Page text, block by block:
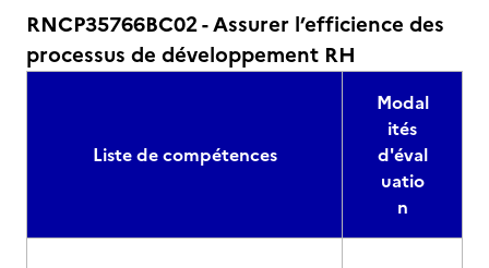
RNCP35766BC02 - Assurer l’efficience des
processus de développement RH
Liste de compétences
Modal
ités
d'éval
uatio
n